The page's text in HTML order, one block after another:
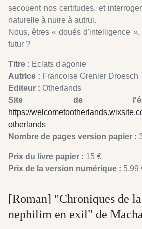
secouent nos certitudes, et
naturelle à nuire à autrui.
Nous, êtres « doués d'intelligence
futur ?
Titre : Eclats d'agonie
Autrice : Francoise Grenier Droesch
Editeur : Otherlands
Site de
https://
otherlands
Nombre de pages version papier :
Prix du livre papier : 15 €
Prix de la version numérique : 5,99
[Roman] "Chroniques de
nephilim en exil" de